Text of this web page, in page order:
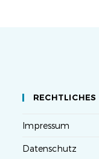
RECHTLICHES
Impressum
Datenschutz